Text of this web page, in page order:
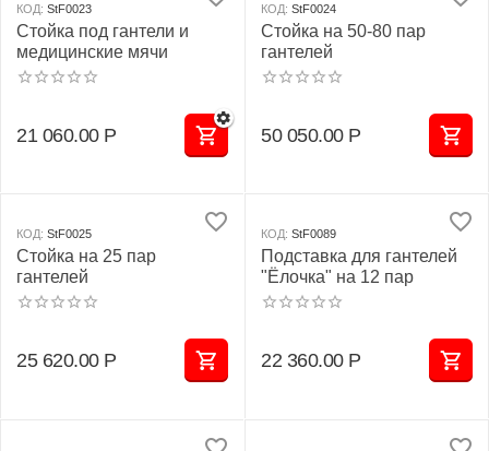
КОД: StF0023
Стойка под гантели и
медицинские мячи
21 060.00 Р
КОД: StF0024
Стойка на 50-80 пар
гантелей
50 050.00 Р
КОД: StF0025
Стойка на 25 пар
гантелей
25 620.00 Р
КОД: StF0089
Подставка для гантелей
"Ёлочка" на 12 пар
22 360.00 Р